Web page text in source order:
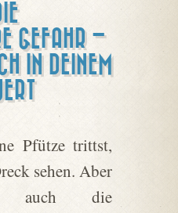
GEFAHR –
IN DEINEM
Pfütze trittst,
sehen. Aber
auch die